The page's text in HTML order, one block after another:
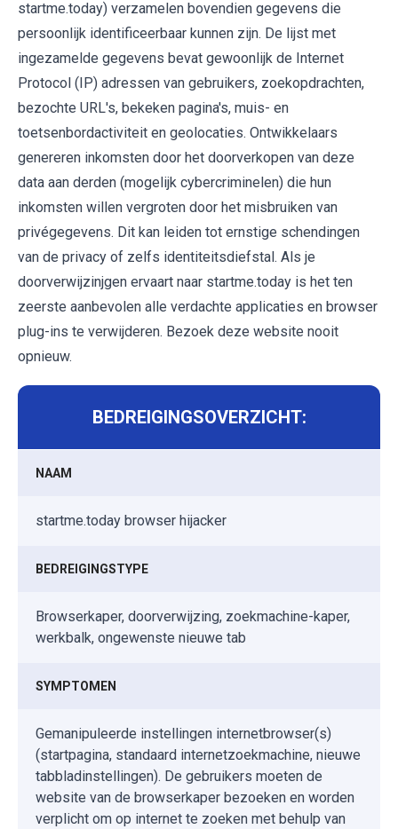
startme.today) verzamelen bovendien gegevens die
persoonlijk identificeerbaar kunnen zijn. De lijst met
ingezamelde gegevens bevat gewoonlijk de Internet
Protocol (IP) adressen van gebruikers, zoekopdrachten,
bezochte URL's, bekeken pagina's, muis- en
toetsenbordactiviteit en geolocaties. Ontwikkelaars
genereren inkomsten door het doorverkopen van deze
data aan derden (mogelijk cybercriminelen) die hun
inkomsten willen vergroten door het misbruiken van
privégegevens. Dit kan leiden tot ernstige schendingen
van de privacy of zelfs identiteitsdiefstal. Als je
doorverwijzinjgen ervaart naar startme.today is het ten
zeerste aanbevolen alle verdachte applicaties en browser
plug-ins te verwijderen. Bezoek deze website nooit
opnieuw.
BEDREIGINGSOVERZICHT:
NAAM
startme.today browser hijacker
BEDREIGINGSTYPE
Browserkaper, doorverwijzing, zoekmachine-kaper,
werkbalk, ongewenste nieuwe tab
SYMPTOMEN
Gemanipuleerde instellingen internetbrowser(s)
(startpagina, standaard internetzoekmachine, nieuwe
tabbladinstellingen). De gebruikers moeten de
website van de browserkaper bezoeken en worden
verplicht om op internet te zoeken met behulp van